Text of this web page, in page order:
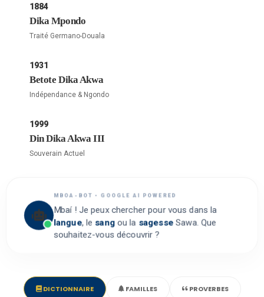
1884
Dika Mpondo
Traité Germano-Douala
1931
Betote Dika Akwa
Indépendance & Ngondo
1999
Din Dika Akwa III
Souverain Actuel
MBOA-BOT • GOOGLE AI POWERED
Mbaí ! Je peux chercher pour vous dans la
langue, le sangou la sagesse Sawa. Que
souhaitez-vous découvrir ?
DICTIONNAIRE FAMILLES PROVERBES